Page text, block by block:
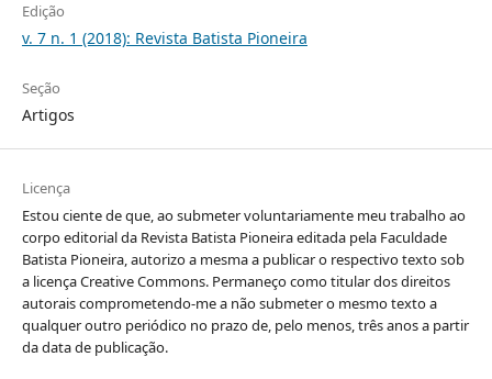
Edição
v. 7 n. 1 (2018): Revista Batista Pioneira
Seção
Artigos
Licença
Estou ciente de que, ao submeter voluntariamente meu trabalho ao
corpo editorial da Revista Batista Pioneira editada pela Faculdade
Batista Pioneira, autorizo a mesma a publicar o respectivo texto sob
a licença Creative Commons. Permaneço como titular dos direitos
autorais comprometendo-me a não submeter o mesmo texto a
qualquer outro periódico no prazo de, pelo menos, três anos a partir
da data de publicação.